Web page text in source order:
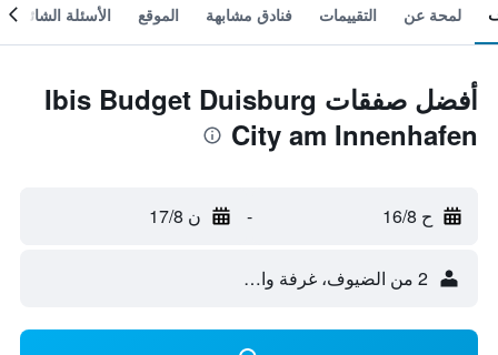
لمحة عن التقييمات فنادق مشابهة الموقع الأسئلة الشائعة
أفضل صفقات Ibis Budget Duisburg
City am Innenhafen
ح 16/8 - ن 17/8
2 من الضيوف، غرفة واحدة